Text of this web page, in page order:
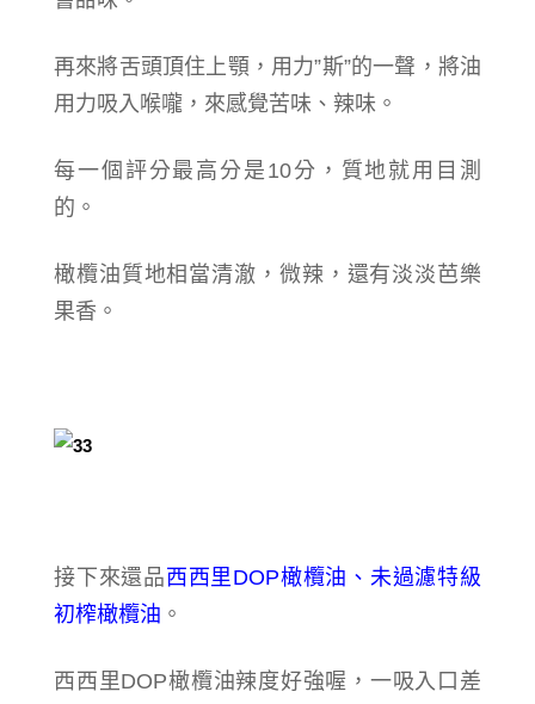
再來將舌頭頂住上顎，用力”斯”的一聲，將油
用力吸入喉嚨，來感覺苦味、辣味。
每一個評分最高分是10分，質地就用目測
的。
橄欖油質地相當清澈，微辣，還有淡淡芭樂
果香。
接下來還品西西里DOP橄欖油、未過濾特級
初榨橄欖油 。
西西里DOP橄欖油辣度好強喔，一吸入口差